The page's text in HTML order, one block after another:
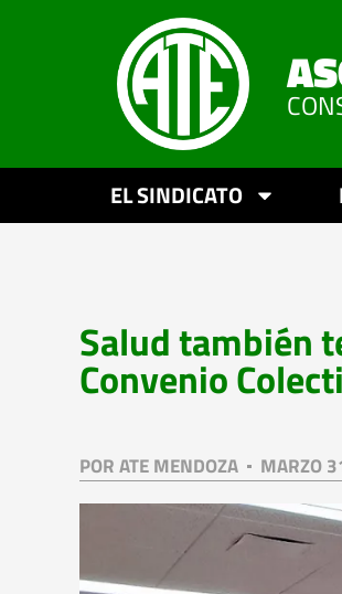
EL SINDICATO
Salud también
Convenio
PORATE MENDOZA MARZO